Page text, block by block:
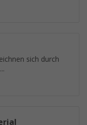
sich durch